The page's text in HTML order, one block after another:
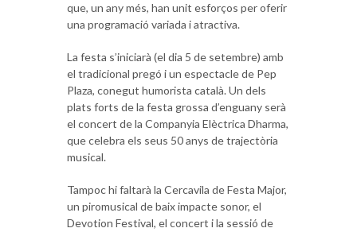
que, un any més, han unit esforços per oferir
una programació variada i atractiva.
La festa s’iniciarà (el dia 5 de setembre) amb
el tradicional pregó i un espectacle de Pep
Plaza, conegut humorista català. Un dels
plats forts de la festa grossa d’enguany serà
el concert de la Companyia Elèctrica Dharma,
que celebra els seus 50 anys de trajectòria
musical.
Tampoc hi faltarà la Cercavila de Festa Major,
un piromusical de baix impacte sonor, el
Devotion Festival, el concert i la sessió de